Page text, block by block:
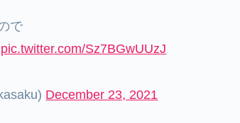
で
pic.twitter.com/Sz7BGwUUzJ
December 23, 2021